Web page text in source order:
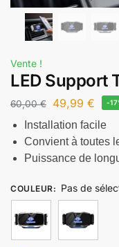
Vente !
LED Support
60,00€ 49,99 € -
Installation facile
Convient à toutes
Puissance de
COULEUR: Pas de